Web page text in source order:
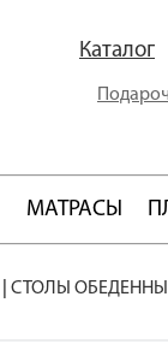
Каталог
МАТРАСЫ
СТОЛЫ